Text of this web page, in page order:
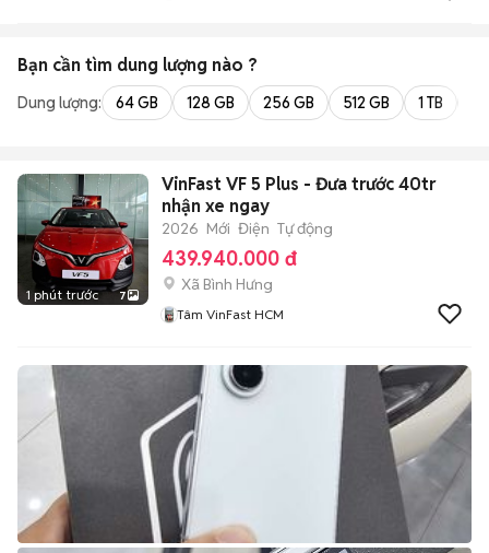
Bạn cần tìm dung lượng nào ?
Dung lượng: 64 GB 128 GB 256 GB 512 GB 1 TB
1 phút trước 7
VinFast VF 5 Plus - Đưa trước 40tr
nhận xe ngay
2026 Mới Điện Tự động
439.940.000 đ
Xã Bình Hưng
Tâm VinFast HCM